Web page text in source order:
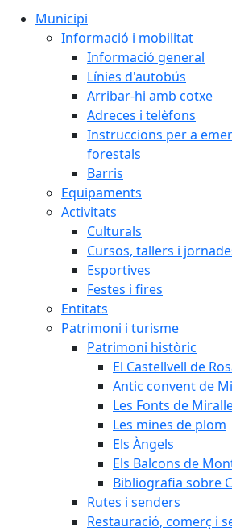
Municipi
Informació i mobilitat
Informació general
Línies d'autobús
Arribar-hi amb cotxe
Adreces i telèfons
Instruccions per a
forestals
Barris
Equipaments
Activitats
Culturals
Cursos, tallers i
Esportives
Festes i fires
Entitats
Patrimoni i turisme
Patrimoni històric
El Castellvell de
Antic convent de
Les Fonts de
Les mines de plom
Els Àngels
Els Balcons de
Bibliografia sobre
Rutes i senders
Restauració, comerç i